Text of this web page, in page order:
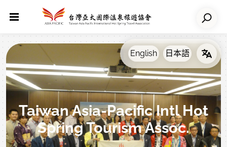
Taiwan Asia-Pacific Intl Hot
Spring Tourism Assoc.